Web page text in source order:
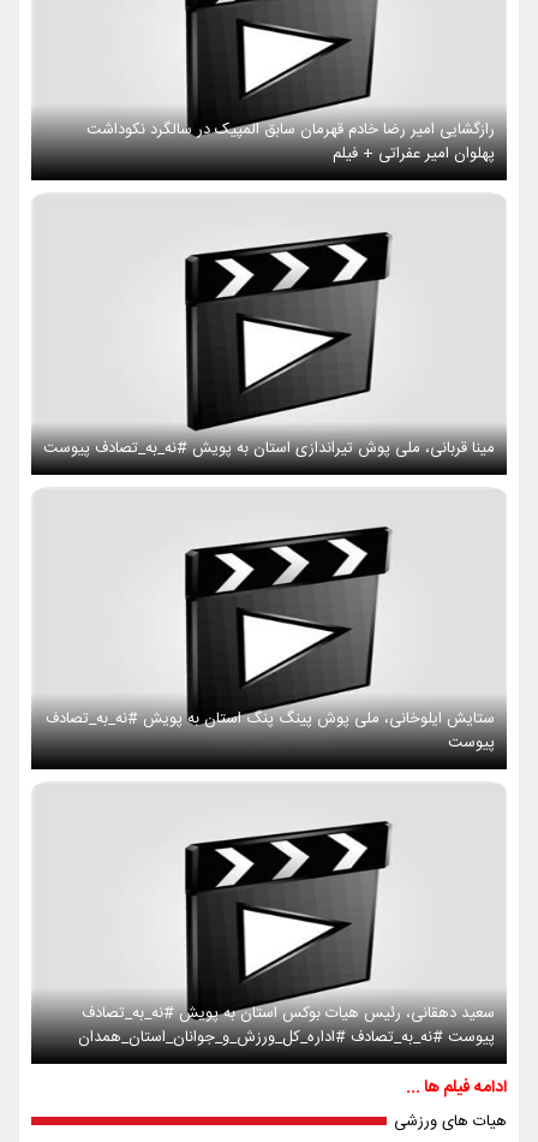
رازگشایی امیر رضا خادم قهرمان سابق المپیک در سالگرد نکوداشت
پهلوان امیر عفراتی + فیلم
مینا قربانی، ملی پوش تیراندازی استان به پویش #نه_به_تصادف پیوست
ستایش ایلوخانی، ملی پوش پینگ پنگ استان به پویش #نه_به_تصادف
پیوست
سعید دهقانی، رئیس هیات بوکس استان به پویش #نه_به_تصادف
پیوست #نه_به_تصادف #اداره_کل_ورزش_و_جوانان_استان_همدان
ادامه فیلم ها ...
هیات های ورزشی